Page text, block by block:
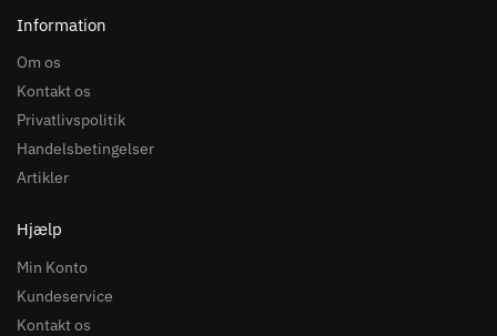
Information
Om os
Kontakt os
Privatlivspolitik
Handelsbetingelser
Artikler
Hjælp
Min Konto
Kundeservice
Kontakt os